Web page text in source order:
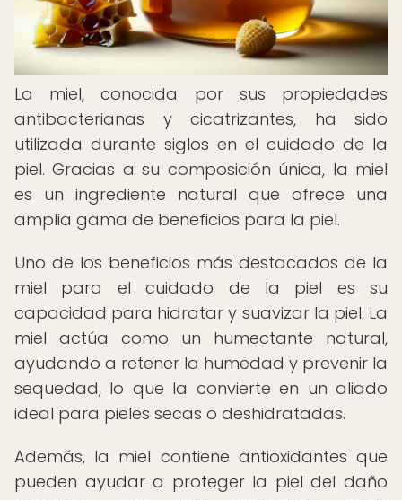
La miel, conocida por sus propiedades
antibacterianas y cicatrizantes, ha sido
utilizada durante siglos en el cuidado de la
piel. Gracias a su composición única, la miel
es un ingrediente natural que ofrece una
amplia gama de beneficios para la piel.
Uno de los beneficios más destacados de la
miel para el cuidado de la piel es su
capacidad para hidratar y suavizar la piel. La
miel actúa como un humectante natural,
ayudando a retener la humedad y prevenir la
sequedad, lo que la convierte en un aliado
ideal para pieles secas o deshidratadas.
Además, la miel contiene antioxidantes que
pueden ayudar a proteger la piel del daño